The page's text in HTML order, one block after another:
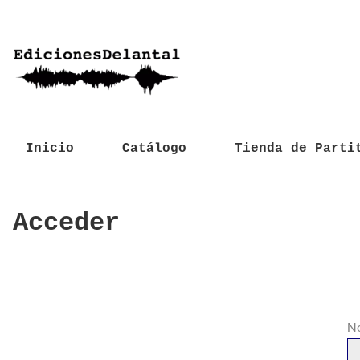
Inicio Catálogo Tienda de
Acceder